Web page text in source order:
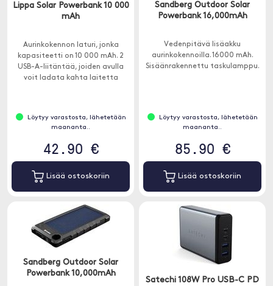
Lippa Solar Powerbank 10 000
mAh
Aurinkokennon laturi, jonka
kapasiteetti on 10 000 mAh. 2
USB-A-liitäntää, joiden avulla
voit ladata kahta laitetta
Löytyy varastosta, lähetetään
maananta..
42.90 €
Lisää ostoskoriin
Sandberg Outdoor Solar
Powerbank 16,000mAh
Vedenpitävä lisäakku
aurinkokennoilla. 16000 mAh.
Sisäänrakennettu taskulamppu.
Löytyy varastosta, lähetetään
maananta..
85.90 €
Lisää ostoskoriin
Sandberg Outdoor Solar
Powerbank 10,000mAh
Satechi 108W Pro USB-C PD